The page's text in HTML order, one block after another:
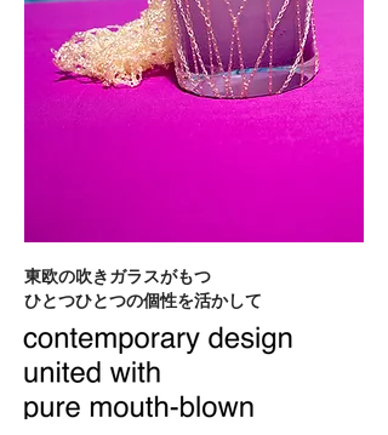
東欧の吹きガラスがもつ
​ひとつひとつの個性を活かして